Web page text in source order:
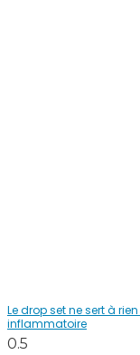
Le drop set ne sert à
inflammatoire